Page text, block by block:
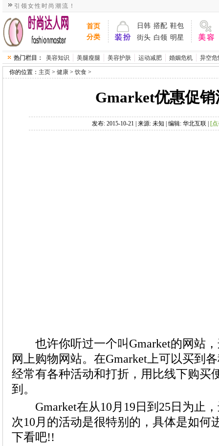
引领女性时尚潮流！
> > >
发布: 2015-10-21 | 来源: 未知 | 编辑: 华北互联 |
也许你听过一个叫Gmarket的网站，
Gmarket在从10月19日到25日为止